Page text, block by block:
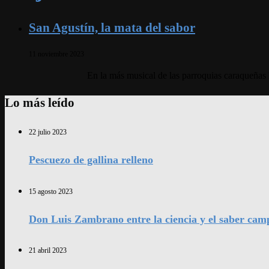
San Agustín, la mata del sabor
Lo más leído
22 julio 2023
Pescuezo de gallina relleno
15 agosto 2023
Don Luis Zambrano entre la ciencia y el saber
21 abril 2023